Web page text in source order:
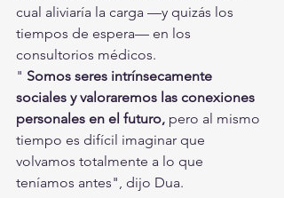
cual aliviaría la carga —y quizás los
tiempos de espera— en los
consultorios médicos.
" Somos seres intrínsecamente
sociales y valoraremos las conexiones
personales en el futuro, pero al mismo
tiempo es difícil imaginar que
volvamos totalmente a lo que
teníamos antes", dijo Dua.